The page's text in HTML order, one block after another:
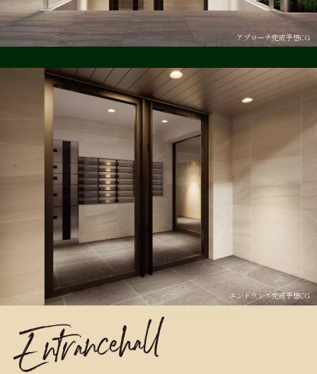
アプローチ完成予想CG
エントランス完成予想CG